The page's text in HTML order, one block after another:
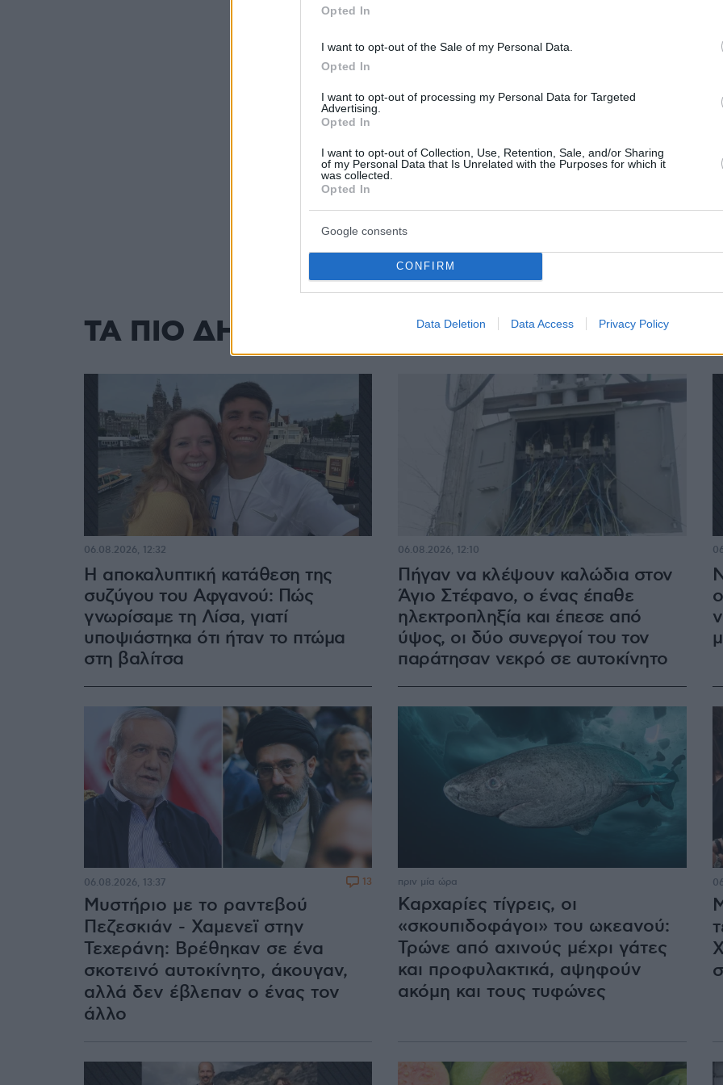
Opted In
I want to opt-out of the Sale of my Personal Data.
Opted In
I want to opt-out of processing my Personal Data for Targeted
Advertising.
Opted In
I want to opt-out of Collection, Use, Retention, Sale, and/or Sharing
of my Personal Data that Is Unrelated with the Purposes for which it
was collected.
Opted In
Google consents
CONFIRM
Data Deletion Data Access Privacy Policy
Ποσειδώνος, δυσχέρεια στο ρεύμα
προς Πειραιά
πριν 14 λεπτά
Αίρεται η σύσταση για μη χρήση του
νερού στη Σίβηρη Χαλκιδικής,
τα αποτελέσματα των ελέγχων
περιπέτεια στα Ζαγοροχώρια
Αμερικανοί προετοιμάζονται για
Ιράν
ΔΕΙΤΕ ΟΛΕΣ ΤΙΣ ΕΙΔΗΣΕΙΣ
ΤΑ ΠΙΟ ΔΗΜΟΦΙΛΗ
Η αποκαλυπτική κατάθεση της
συζύγου του Αφγανού: Πώς
γνωρίσαμε τη Λίσα, γιατί
υποψιάστηκα ότι ήταν το πτώμα
στη βαλίτσα
06.08.2026, 12:32
Πήγαν να κλέψουν καλώδια στον
Άγιο Στέφανο, ο ένας έπαθε
ηλεκτροπληξία και έπεσε από
ύψος, οι δύο συνεργοί του τον
παράτησαν νεκρό σε αυτοκίνητο
06.08.2026, 12:10
Μυστήριο με το ραντεβού
Πεζεσκιάν - Χαμενεϊ στην
Τεχεράνη: Βρέθηκαν σε ένα
σκοτεινό αυτοκίνητο, άκουγαν,
αλλά δεν έβλεπαν ο ένας τον
άλλο
06.08.2026, 13:37 13
Καρχαρίες τίγρεις, οι
«σκουπιδοφάγοι» του ωκεανού:
Τρώνε από αχινούς μέχρι γάτες
και προφυλακτικά, αψηφούν
ακόμη και τους τυφώνες
πριν μία ώρα